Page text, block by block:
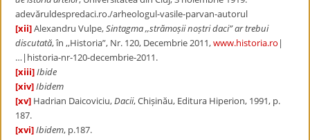
adevăruldespredaci.ro./arheologul-vasile-parvan-autorul
[xii]Alexandru Vulpe,Sintagma ,,strămoșii noștri daci” ar trebui
discutată, în ,,Historia”, Nr. 120, Decembrie 2011,www.historia.ro |
…|historia-nr-120-decembrie-2011.
[xiii]Ibide
[xiv]Ibidem
[xv] Hadrian Daicoviciu,Dacii, Chișinău, Editura Hiperion, 1991, p.
187.
[xvi]Ibidem, p.187.